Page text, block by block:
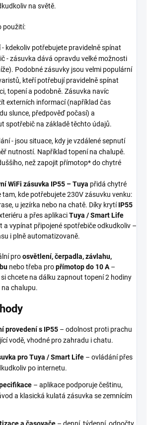
na světě.
použití:
kdekoliv potřebujete pravidelně spínat
- zásuvka dává opravdu velké možnosti
Podobné zásuvky jsou velmi populární
kteří potřebují pravidelně spínat
topení a podobně. Zásuvka navíc
externích informací (například čas
slunce, předpověď počasí) a
spotřebič na základě těchto údajů.
- jsou situace, kdy je vzdálené sepnutí
nutností. Například topení na chalupě.
než zapojit přímotop* do chytré
WiFi zásuvka IP55 – Tuya přidá chytré
tam, kde potřebujete 230V zásuvku venku:
u jezírka nebo na chatě. Díky krytíIP55
a přes aplikaciTuya / Smart Life
a vypínat připojené spotřebiče odkudkoliv –
i plně automatizovaně.
proosvětlení, čerpadla, závlahu,
nebo třeba propřímotop do 10 A –
chcete na dálku zapnout topení 2 hodiny
na chalupu.
provedení s IP55 – odolnost proti prachu
vodě, vhodné pro zahradu i chatu.
pro Tuya / Smart Life – ovládání přes
po internetu.
– aplikace podporuje češtinu,
a klasická kulatá zásuvka se zemnícím